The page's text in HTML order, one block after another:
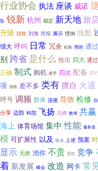
行业协会 执法 座谈 威诺
坠 锐新 杭州 稳定 新天地旅
升级 拯救 刘海 简报 展示 惯例 线图
强大 呼叫 日常 冗余 机制 用的 通
别 跨省 是什么 给出 四大 通过
正确 制式 购机 牵手 四次 配备 举
项 渔船 差不多 类有擅自 火速
呼号 调频 群体 连接 导致 检修
分享 边防 科院 飞扬 北峰 数博 共赢
海上 体育场馆 集中 性能 服务器
模 可扩展性 以及 吸顶 上述 预案
显示 无效 池你 不贵 恶性 竞争
着 新发展 峰会 改造 网卡 常